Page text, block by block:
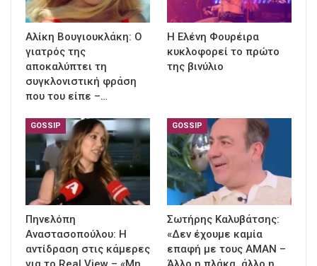
Αλίκη Βουγιουκλάκη: Ο
γιατρός της
αποκαλύπτει τη
συγκλονιστική φράση
που του είπε –…
Η Ελένη Φουρέιρα
κυκλοφορεί το πρώτο
της βινύλιο
GOSSIP
Πηνελόπη
Αναστασοπούλου: Η
αντίδραση στις κάμερες
GOSSIP
Σωτήρης Καλυβάτσης:
«Δεν έχουμε καμία
επαφή με τους ΑΜΑΝ –